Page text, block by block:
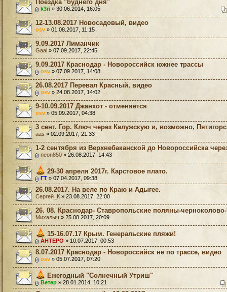
Поездка "буднего дня"
k3ri » 30.06.2014, 16:05
12-13.08.2017 Новосадовый, видео
osv » 01.08.2017, 11:15
9.09.2017 Лиманчик
Gaal » 07.09.2017, 22:45
9.09.2017 Краснодар - Новороссийск южнее трассы
osv » 07.09.2017, 14:08
26.08.2017 Перевал Красный, видео
osv » 24.08.2017, 14:02
9-10.09.2017 Джанхот - отменяется
osv » 05.09.2017, 04:38
3 сент. Гор. Ключ через Калужскую и, возможно,
aas » 02.09.2017, 21:33
1-2 сентября из Верхнебаканской до Новороссийска
neon850 » 26.08.2017, 14:43
29-30 апреля 2017г. Карстовое плато.
ГТ » 07.04.2017, 09:38
26.08.2017. На веле по Краю и Адыгее.
Сергей_К » 23.08.2017, 22:00
26. 08. Краснодар- Ставропольские поляны-
Михалыч » 25.08.2017, 20:09
15-16.07.17 Крым. Генеральские пляжи!
AHTEPO » 10.07.2017, 00:53
8.07.2017 Краснодар - Новороссийск не по трассе, видео
osv » 05.07.2017, 07:20
Ежегодный "Солнечный Утриш"
Ветер » 28.01.2014, 10:21